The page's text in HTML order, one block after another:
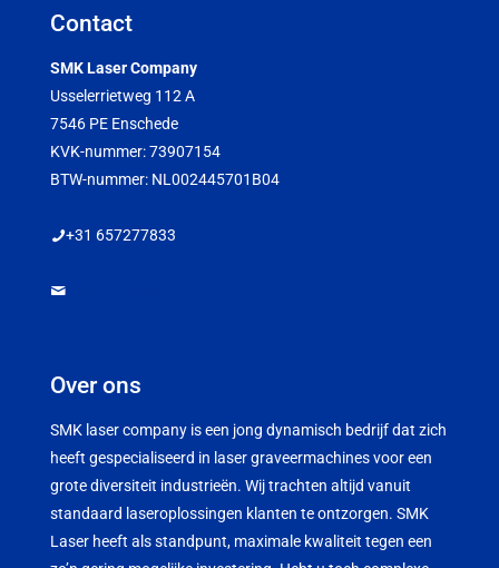
Contact
SMK Laser Company
Usselerrietweg 112 A
7546 PE Enschede
KVK-nummer: 73907154
BTW-nummer: NL002445701B04
+31 657277833
Over ons
SMK laser company is een jong dynamisch bedrijf dat zich
heeft gespecialiseerd in laser graveermachines voor een
grote diversiteit industrieën. Wij trachten altijd vanuit
standaard laseroplossingen klanten te ontzorgen. SMK
Laser heeft als standpunt, maximale kwaliteit tegen een